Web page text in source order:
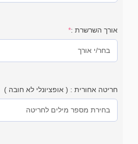
אורך השרשרת :*
חריטה אחורית : ( אופציונלי לא חובה )